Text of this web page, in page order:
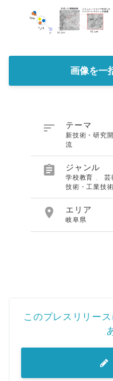
画像を一
 テーマ
新技術・研究
流
 ジャンル
学校教育 、芸
技術・工業技術
 エリア
岐阜県
このプレスリリー